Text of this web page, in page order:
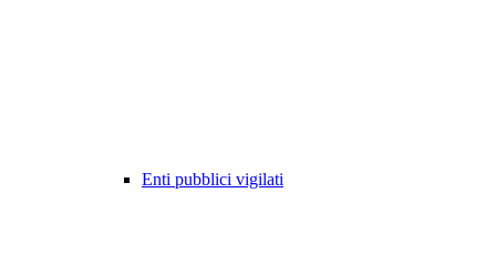
Enti pubblici vigilati